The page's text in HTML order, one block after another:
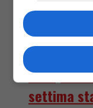
Serie TV3 anni
9-1-1,
settima